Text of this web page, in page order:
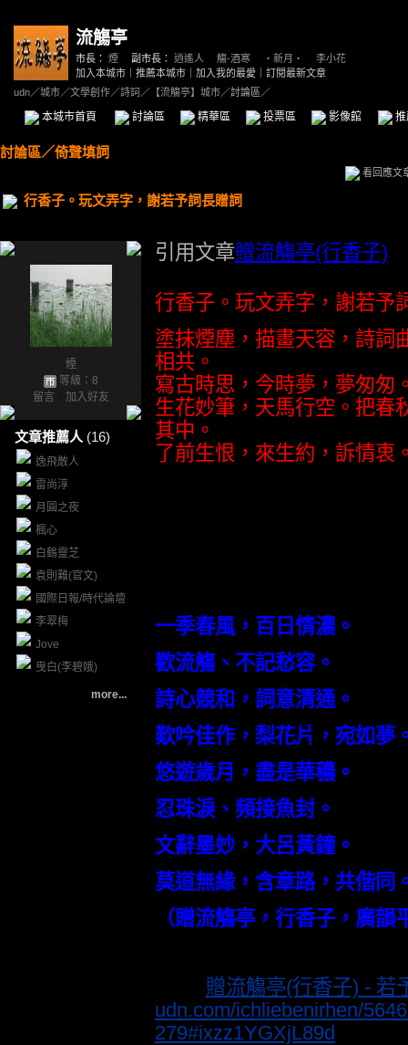
流觴亭
市長： 煙 副市長： 逍遙人 觴-酒寒 ‧新月‧
李小花
加入本城市
推薦本城市 加入我的最愛
訂閱最新文章
udn／城市／文學創作／詩詞 ／ 【流觴亭】城市／討論區／
本城市首頁 討論區 精華區 投票區 影像館
討論區／倚聲填詞
看回應文
行香子。玩文弄字，謝若予詞長贈詞
煙
等級：8
留言
加入好友
文章推薦人 (16)
逸飛散人
雷尚淳
月圓之夜
楓心
白鶴靈芝
袁則難(官文)
國際日報/時代論壇
李翠梅
Jove
曳白(李碧娥)
more...
引用文章贈流觴亭(行香子)
行香子。玩文弄字，謝若予
塗抹煙塵，描畫天容，詩詞
相共。
寫古時思，今時夢，夢匆匆
生花妙筆，天馬行空。把春
其中。
了前生恨，來生約，訴情衷
一季春風，百日情濃。
歡流觴、不記愁容。
詩心競和，詞意清通。
歎吟佳作，梨花片，宛如夢
悠遊歲月，盡是華穠。
忍珠淚、頻接魚封。
文辭墨妙，大呂黃鐘。
莫道無緣，含章路，共偕同
（贈流觴亭，行香子，廣韻
贈流觴亭(行香子) - 若
udn.com/ichliebenirhen/
279#ixzz1YGXjL89d